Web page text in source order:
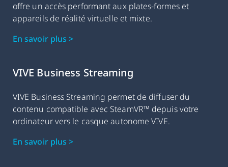
offre un accès performant aux plates-formes et
appareils de réalité virtuelle et mixte.
En savoir plus >
VIVE Business Streaming
VIVE Business Streaming permet de diffuser du
contenu compatible avec SteamVR™ depuis votre
ordinateur vers le casque autonome VIVE.
En savoir plus >